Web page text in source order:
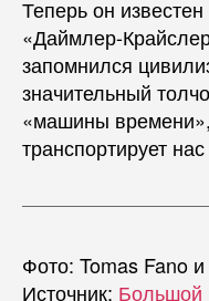
Теперь он
«Даймлер-
запомнился
значительный
«машины времени»,
транспортирует
Фото: Tomas Fano
Источник: Большой